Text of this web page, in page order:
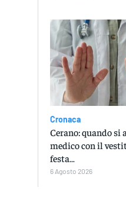
Cronaca
Cerano: quando si
medico con il
festa…
6 Agosto 2026